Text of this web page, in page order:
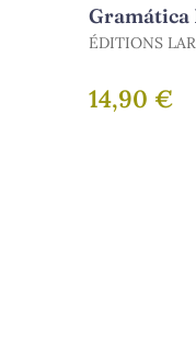
Gramática
ÉDITIONS
14,90 €